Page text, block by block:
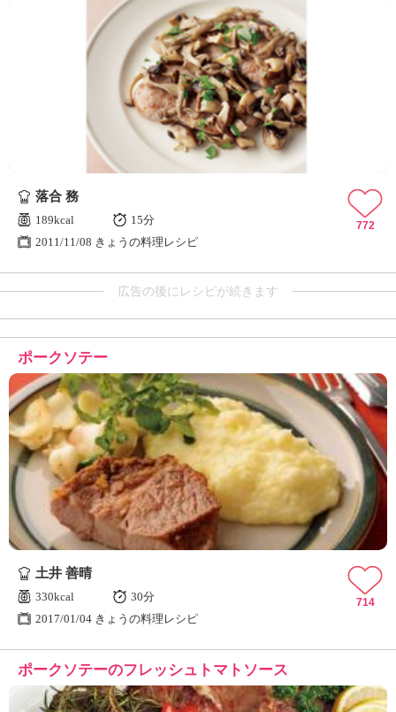
落合 務
189kcal
15分
2011/11/08 きょうの料理レシピ
772
広告の後にレシピが続きます
ポークソテー
土井 善晴
330kcal
30分
2017/01/04 きょうの料理レシピ
714
ポークソテーのフレッシュトマトソース